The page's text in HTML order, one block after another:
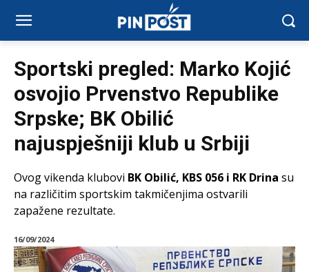
Sportski pregled: Marko Kojić
osvojio Prvenstvo Republike
Srpske; BK Obilić
najuspješniji klub u Srbiji
Ovog vikenda klubovi BK Obilić, KBS 056 i RK Drina su
na različitim sportskim takmičenjima ostvarili
zapažene rezultate.
16/09/2024